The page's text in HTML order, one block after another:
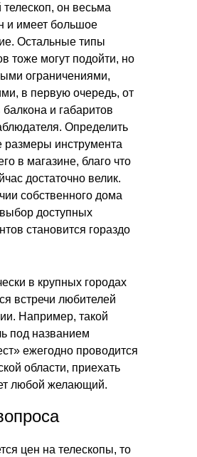
он весьма
и имеет большое
Остальные типы
тоже могут подойти, но
ограничениями,
в первую очередь, от
и габаритов
Определить
размеры инструмента
в магазине, благо что
достаточно велик.
собственного дома
доступных
становится гораздо
в крупных городах
встречи любителей
Например, такой
под названием
ежегодно проводится
области, приехать
любой желающий.
цен на телескопы, то